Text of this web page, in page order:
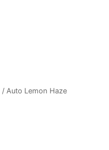
/ Auto Lemon Haze